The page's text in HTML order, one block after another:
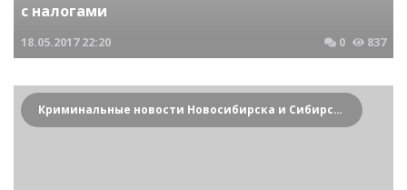
с налогами
18.05.2017 22:20 0 837
Криминальные новости Новосибирска и Сибирского региона